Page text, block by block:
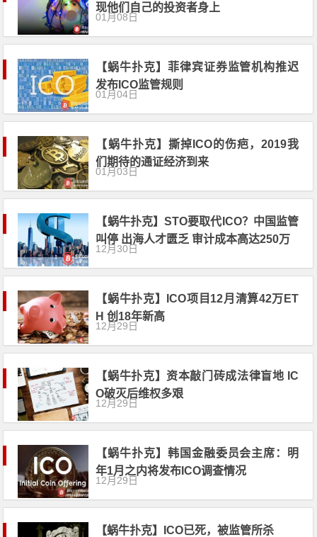
现他们自己的投资者身上
01月08日
【蜗牛扑克】菲律宾证券监管机构推迟
发布ICO监管规则
01月04日
【蜗牛扑克】撕掉ICO的伤疤，2019我
们期待的通证经济到来
01月03日
【蜗牛扑克】STO要取代ICO？中国监管
叫停 出海人才匮乏 审计成本高达250万
12月30日
【蜗牛扑克】ICO项目12月清算42万ET
H 创18年新高
12月29日
【蜗牛扑克】资本敲门砖成法律盲地 IC
O破灭后维权多艰
12月29日
【蜗牛扑克】韩国金融委员会主席：明
年1月之内将发布ICO调查情况
12月29日
【蜗牛扑克】ICO已死，被监管所杀